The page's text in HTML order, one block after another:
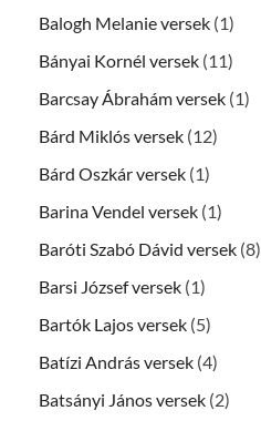
Balogh Melanie versek (1)
Bányai Kornél versek (11)
Barcsay Ábrahám versek (1)
Bárd Miklós versek (12)
Bárd Oszkár versek (1)
Barina Vendel versek (1)
Baróti Szabó Dávid versek (8)
Barsi József versek (1)
Bartók Lajos versek (5)
Batízi András versek (4)
Batsányi János versek (2)